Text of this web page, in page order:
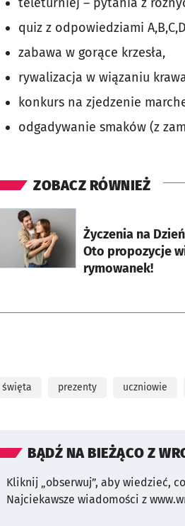
quiz z odpowiedziami
zabawa w gorące krzesła,
rywalizacja w wiązaniu
konkurs na zjedzenie
odgadywanie smaków (z
ZOBACZ RÓWNIEŻ
Życzenia na
Oto propozycje
rymowanek!
otworzy się w nowej karcie
święta prezenty uczniowie
BĄDŹ NA BIEŻĄCO Z
Kliknij „obserwuj”, aby wiedzieć,
Najciekawsze wiadomości z